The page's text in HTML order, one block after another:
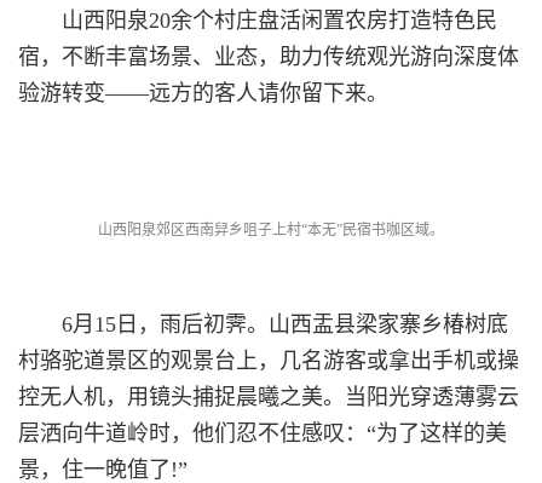
山西阳泉20余个村庄盘活闲置农房打造特色民
宿，不断丰富场景、业态，助力传统观光游向深度体
验游转变——远方的客人请你留下来。
山西阳泉郊区西南舁乡咀子上村“本无”民宿书咖区域。
6月15日，雨后初霁。山西盂县梁家寨乡椿树底
村骆驼道景区的观景台上，几名游客或拿出手机或操
控无人机，用镜头捕捉晨曦之美。当阳光穿透薄雾云
层洒向牛道岭时，他们忍不住感叹：“为了这样的美
景，住一晚值了!”